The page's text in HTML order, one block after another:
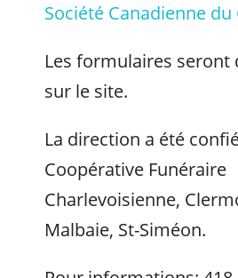
Société Canadienne du
Les formulaires seront
sur le site.
La direction a été
Coopérative Funéraire
Charlevoisienne,
Malbaie, St-Siméon.